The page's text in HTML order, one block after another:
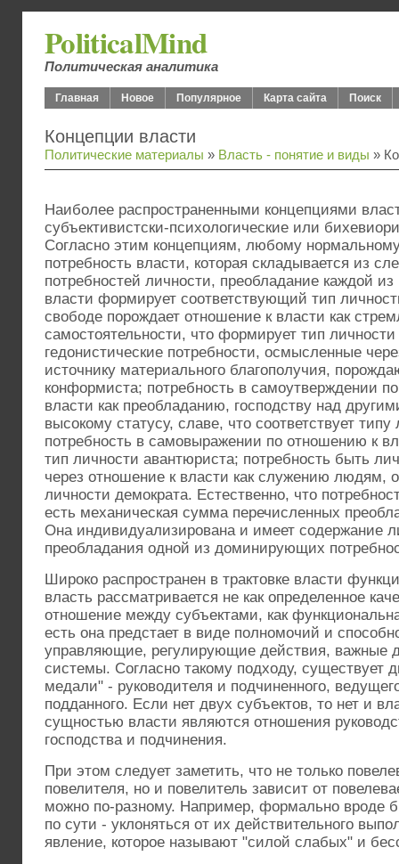
PoliticalMind
Политическая аналитика
Главная Новое Популярное Карта сайта Поиск
Концепции власти
Политические материалы » Власть - понятие и виды »
Наиболее распространенными концепциями
субъективистски-психологические или
Согласно этим концепциям, любому
потребность власти, которая складывается из
потребностей личности, преобладание каждой
власти формирует соответствующий тип
свободе порождает отношение к власти как
самостоятельности, что формирует тип
гедонистические потребности, осмысленные
источнику материального благополучия,
конформиста; потребность в самоутверждении
власти как преобладанию, господству над
высокому статусу, славе, что соответствует
потребность в самовыражении по отношению к
тип личности авантюриста; потребность быть
через отношение к власти как служению людям,
личности демократа. Естественно, что
есть механическая сумма перечисленных
Она индивидуализирована и имеет содержание
преобладания одной из доминирующих
Широко распространен в трактовке власти
власть рассматривается не как определенное
отношение между субъектами, как
есть она предстает в виде полномочий и
управляющие, регулирующие действия, важные
системы. Согласно такому подходу, существует
медали" - руководителя и подчиненного,
подданного. Если нет двух субъектов, то нет и
сущностью власти являются отношения
господства и подчинения.
При этом следует заметить, что не только
повелителя, но и повелитель зависит от
можно по-разному. Например, формально вроде
по сути - уклоняться от их действительного
явление, которое называют "силой слабых" и